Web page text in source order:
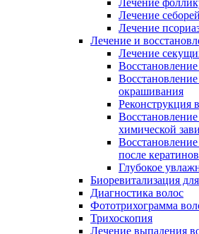
Лечение
Лечение
Лечение
Лечение и
Лечение
окрашивания
Реконструкция
химической
после
Глубокое
Биоревитализация
Диагностика волос
Фототрихограмма
Трихоскопия
Лечение выпадения